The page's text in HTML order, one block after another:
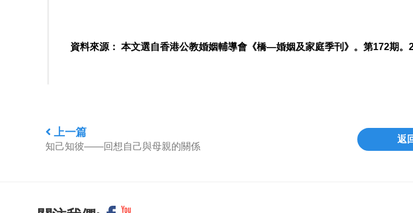
資料來源： 本文選自香港公教婚姻輔導會《橋—婚姻及家庭季刊》。第172期。
上一篇
知己知彼——回想自己與母親的關係
返